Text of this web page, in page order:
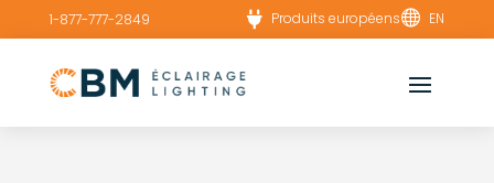
1-877-777-2849  Produits européens EN